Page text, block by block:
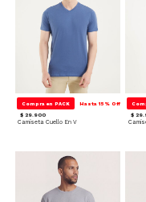
Compra en PACK Hasta 15% Off
$ 29.900
Camiseta Cuello En V
$